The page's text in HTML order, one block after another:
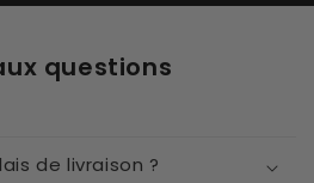
questions
de livraison ?